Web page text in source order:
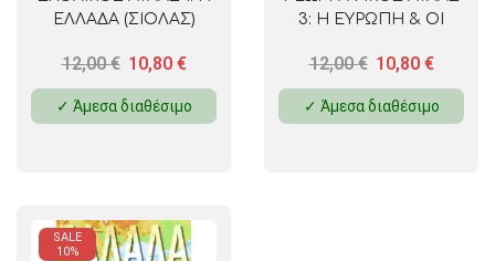
ΕΛΛΑΔΑ (ΣΙΟΛΑΣ)
12,00€ 10,80 €
✓ Άμεσα διαθέσιμο
3: Η ΕΥΡΩΠΗ & ΟΙ
12,00€ 10,80 €
✓ Άμεσα διαθέσιμο
SALE
10%